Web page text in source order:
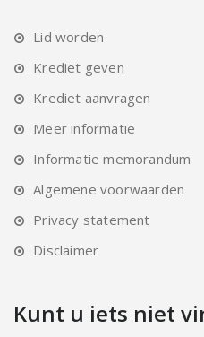
Lid worden
Krediet geven
Krediet aanvragen
Meer informatie
Informatie memorandum
Algemene voorwaarden
Privacy statement
Disclaimer
Kunt u iets niet